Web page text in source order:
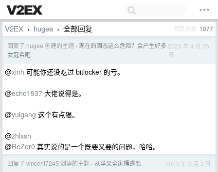
V2EX › hugee › 全部回复 回复总数 1077
回复了 hugee 创建的主题 › 现在的固态这么危险？会产生好多
女冠希吧
2023 年 4 月 25
日
@xinh 可能你还没吃过 bitlocker 的亏。
@echo1937 大佬说得是。
@yulgang 这个有点狠。
@zhlxsh
@ReZer0 其实说的是一个既要又要的问题，哈哈。
回复了 vincent7245 创建的主题 › 从苹果全家桶逃离 2023 年 3 月 3 日